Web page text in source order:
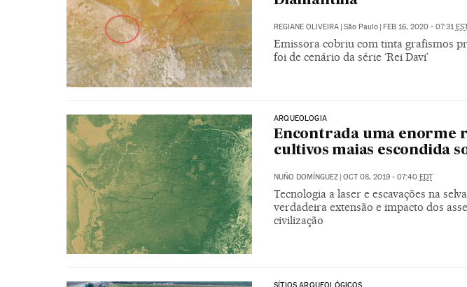
REGIANE OLIVEIRA | São Paulo | FEB 16, 2020 - 07:31
Emissora cobriu com tinta grafismos
foi de cenário da série ‘Rei Davi’
ARQUEOLOGIA
Encontrada uma enorme
cultivos maias escondida
NUÑO DOMÍNGUEZ OCT 08, 2019 - 07:40 EDT
Tecnologia a laser e escavações na
verdadeira extensão e impacto dos
civilização
SÍTIOS ARQUEOLÓGICOS